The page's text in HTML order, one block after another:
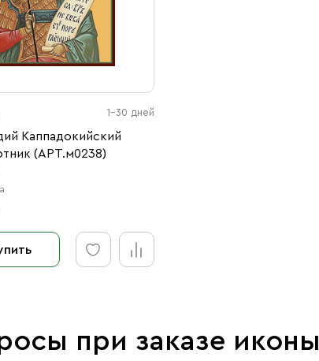
1-30 дней
Каппадокийский
(АРТ.м0238)
при заказе иконы